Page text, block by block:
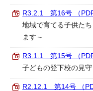
R3.2.1 第16号 （PDF
地域で育てる子供た
ます～
R3.1.1 第15号 （PDF
子どもの登下校の見
R2.12.1 第14号 （